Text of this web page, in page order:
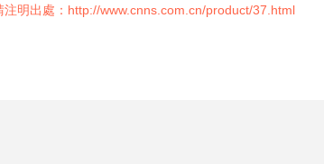
注明出處：http://www.cnns.com.cn/product/37.html